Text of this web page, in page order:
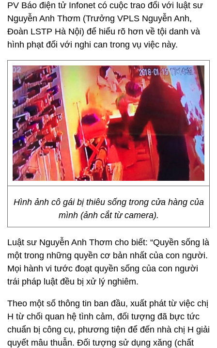
PV Báo điện tử Infonet có cuộc trao đổi với luật sư
Nguyễn Anh Thơm (Trưởng VPLS Nguyễn Anh,
Đoàn LSTP Hà Nội) để hiểu rõ hơn về tội danh và
hình phạt đối với nghi can trong vụ việc này.
Hình ảnh cô gái bị thiêu sống trong cửa hàng của
mình (ảnh cắt từ camera).
Luật sư Nguyễn Anh Thơm cho biết: “Quyền sống là
một trong những quyền cơ bản nhất của con người.
Mọi hành vi tước đoạt quyền sống của con người
trái pháp luật đều bị xử lý nghiêm.
Theo một số thông tin ban đầu, xuất phát từ việc chị
H từ chối quan hệ tình cảm, đối tượng đã bực tức
chuẩn bị công cụ, phương tiện để đến nhà chị H giải
quyết mâu thuẫn. Đối tượng sử dụng xăng (chất